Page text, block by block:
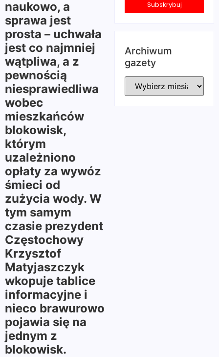
naukowo, a
sprawa jest
prosta – uchwała
jest co najmniej
wątpliwa, a z
pewnością
niesprawiedliwa
wobec
mieszkańców
blokowisk,
którym
uzależniono
opłaty za wywóz
śmieci od
zużycia wody. W
tym samym
czasie prezydent
Częstochowy
Krzysztof
Matyjaszczyk
wkopuje tablice
informacyjne i
nieco brawurowo
pojawia się na
jednym z
blokowisk.
Subskrybuj
Archiwum
gazety